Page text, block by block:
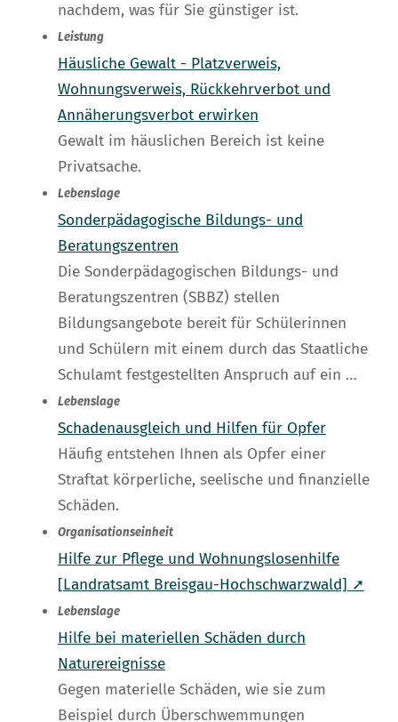
nachdem, was für Sie günstiger ist.
Leistung
Häusliche Gewalt - Platzverweis,
Wohnungsverweis, Rückkehrverbot und
Annäherungsverbot erwirken
Gewalt im häuslichen Bereich ist keine
Privatsache.
Lebenslage
Sonderpädagogische Bildungs- und
Beratungszentren
Die Sonderpädagogischen Bildungs- und
Beratungszentren (SBBZ) stellen
Bildungsangebote bereit für Schülerinnen
und Schülern mit einem durch das Staatliche
Schulamt festgestellten Anspruch auf ein …
Lebenslage
Schadenausgleich und Hilfen für Opfer
Häufig entstehen Ihnen als Opfer einer
Straftat körperliche, seelische und finanzielle
Schäden.
Organisationseinheit
Hilfe zur Pflege und Wohnungslosenhilfe
[Landratsamt Breisgau-Hochschwarzwald] ➚
Lebenslage
Hilfe bei materiellen Schäden durch
Naturereignisse
Gegen materielle Schäden, wie sie zum
Beispiel durch Überschwemmungen